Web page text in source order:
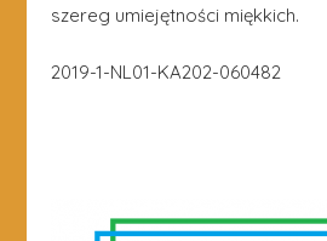
szereg umiejętności miękkich.
2019-1-NL01-KA202-060482